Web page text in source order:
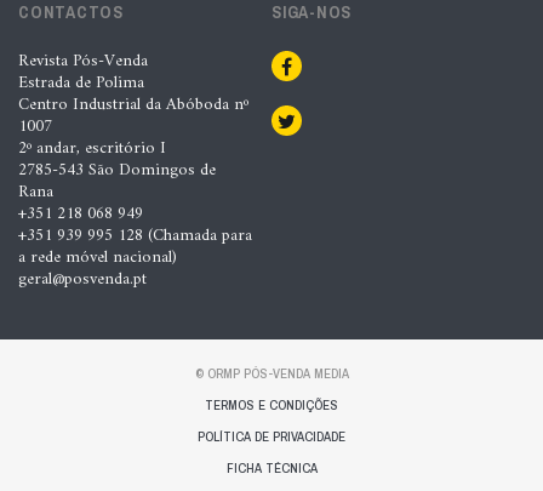
CONTACTOS
Revista Pós-Venda
Estrada de Polima
Centro Industrial da Abóboda nº
1007
2º andar, escritório I
2785-543 São Domingos de
Rana
+351 218 068 949
+351 939 995 128 (Chamada para
a rede móvel nacional)
geral@posvenda.pt
SIGA-NOS
© ORMP PÓS-VENDA MEDIA
TERMOS E CONDIÇÕES
POLÍTICA DE PRIVACIDADE
FICHA TÉCNICA